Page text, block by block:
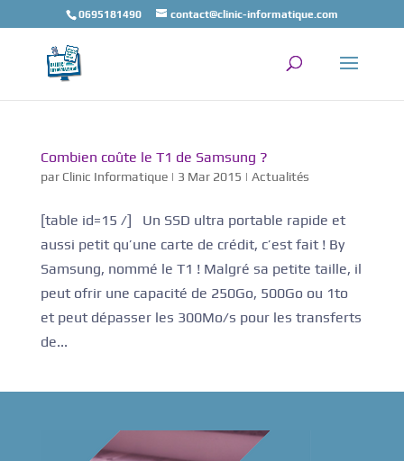
0695181490 contact@clinic-informatique.com
Combien coûte le T1 de Samsung ?
par Clinic Informatique| 3 Mar 2015 | Actualités
[table id=15 /] Un SSD ultra portable rapide et
aussi petit qu’une carte de crédit, c’est fait ! By
Samsung, nommé le T1 ! Malgré sa petite taille, il
peut ofrir une capacité de 250Go, 500Go ou 1to
et peut dépasser les 300Mo/s pour les transferts
de...